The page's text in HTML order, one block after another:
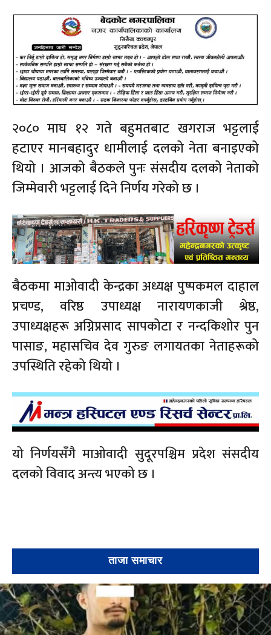
२०८० माघ १२ गते बहुमतबाट खगराज भट्टलाई
हटाएर मानबहादुर धामीलाई दलको नेता बनाइएको
थियो । आजको बैठकले पुनः संसदीय दलको नेताको
जिम्मेवारी भट्टलाई दिने निर्णय गरेको छ ।
बैठकमा माओवादी केन्द्रका अध्यक्ष पुष्पकमल दाहाल
प्रचण्ड, वरिष्ठ उपाध्यक्ष नारायणकाजी श्रेष्ठ,
उपाध्यक्षहरू अग्निप्रसाद सापकोटा र नन्दकिशोर पुन
पासाङ, महासचिव देव गुरुङ लगायतका नेताहरूको
उपस्थिति रहेको थियो ।
यो निर्णयसँगै माओवादी सुदूरपश्चिम प्रदेश संसदीय
दलको विवाद अन्त्य भएको छ ।
ताजा समाचार